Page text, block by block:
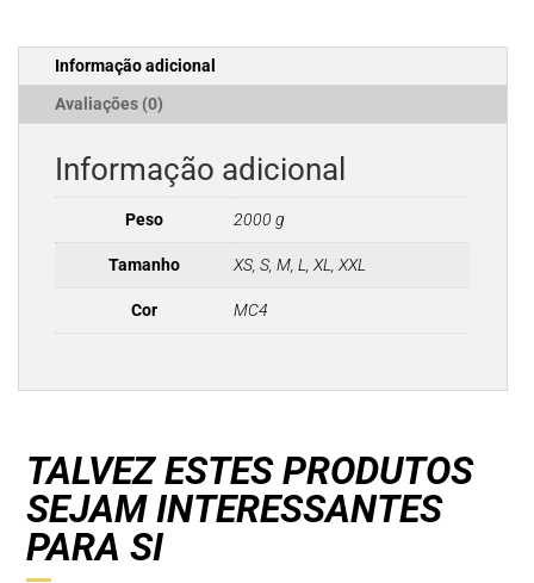
MC4
Informação adicional
Avaliações (0)
Informação adicional
Peso 2000 g
Tamanho XS, S, M, L, XL, XXL
Cor MC4
TALVEZ ESTES PRODUTOS
SEJAM INTERESSANTES
PARA SI